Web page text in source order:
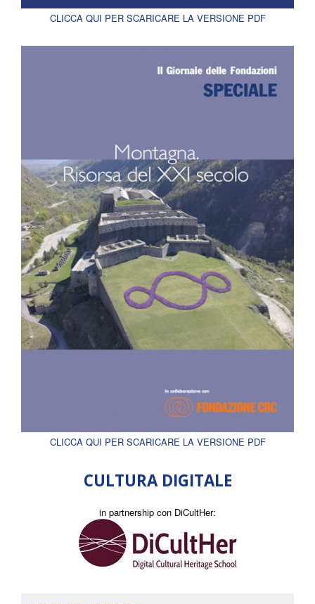
CLICCA QUI PER SCARICARE LA VERSIONE PDF
CLICCA QUI PER SCARICARE LA VERSIONE PDF
CULTURA DIGITALE
in partnership con DiCultHer: